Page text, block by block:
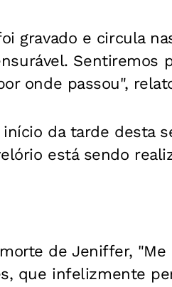
gravado e circula
Sentiremos
onde passou",
da tarde desta
está sendo
de Jeniffer, "Me
que infelizmente